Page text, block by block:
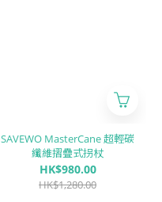
SAVEWO MasterCane 超輕碳
纖維摺疊式拐杖
HK$980.00
HK$1,280.00